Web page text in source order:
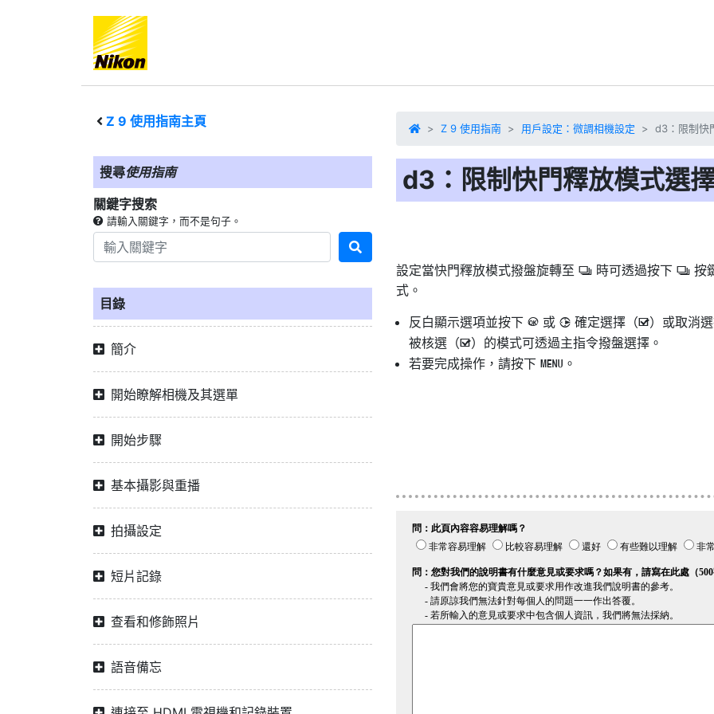
Z 9 使用指南主頁
搜尋使用指南
關鍵字搜索
請輸入關鍵字，而不是句子。
目錄
簡介
開始瞭解相機及其選單
開始步驟
基本攝影與重播
拍攝設定
短片記錄
查看和修飾照片
語音備忘
Z 9 使用指南 用戶設定：微調相機設定 d3：限制快
d3：限制快門釋放模式選
設定當快門釋放模式撥盤旋轉至 c 時可透過按下 c 按
式 。
反白顯示選項並按下 J 或 2 確定選擇（M）或取消
被核選（M）的模式可透過主指令撥盤選擇。
若要完成操作，請按下 G 。